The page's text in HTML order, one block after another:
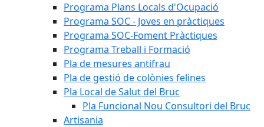
Programa Plans Locals d'Ocupació
Programa SOC - Joves en pràctiques
Programa SOC-Foment Pràctiques
Programa Treball i Formació
Pla de mesures antifrau
Pla de gestió de colònies felines
Pla Local de Salut del Bruc
Pla Funcional Nou Consultori del Bruc
Artisania